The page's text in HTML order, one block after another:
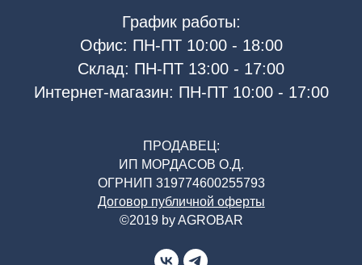
График работы:
Офис: ПН-ПТ 10:00 - 18:00
Склад: ПН-ПТ 13:00 - 17:00
Интернет-магазин: ПН-ПТ 10:00 - 17:00
ПРОДАВЕЦ:
ИП МОРДАСОВ О.Д.
ОГРНИП 319774600255793
Договор публичной оферты
©2019 by AGROBAR